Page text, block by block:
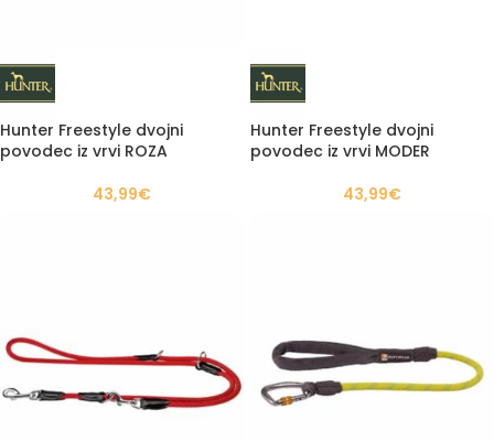
Hunter Freestyle dvojni
povodec iz vrvi ROZA
43,99€
Hunter Freestyle dvojni
povodec iz vrvi MODER
43,99€